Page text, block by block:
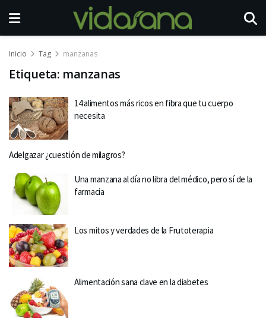
Inicio Tag manzanas
Etiqueta: manzanas
14 alimentos más ricos en fibra que tu cuerpo
necesita
Adelgazar ¿cuestión de milagros?
Una manzana al día no libra del médico, pero sí de la
farmacia
Los mitos y verdades de la Frutoterapia
Alimentación sana clave en la diabetes